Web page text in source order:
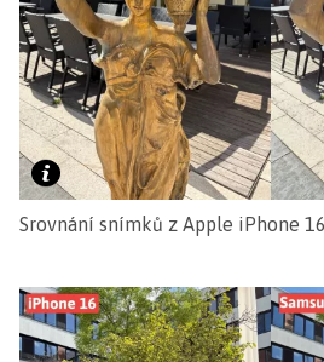
Srovnání snímků z Apple iPhone